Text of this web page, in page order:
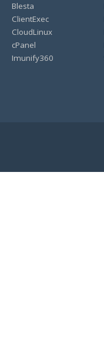
Blesta
ClientExec
CloudLinux
cPanel
Imunify360